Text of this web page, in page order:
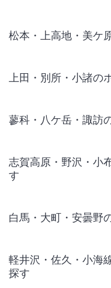
松本・上高地・美ケ
上田・別所・小諸の
蓼科・八ケ岳・諏訪
志賀高原・野沢・小
す
白馬・大町・安曇野
軽井沢・佐久・小海
探す